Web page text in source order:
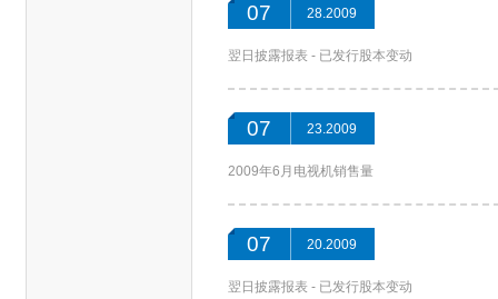
07 28.2009
翌日披露报表 - 已发行股本变动
07 23.2009
2009年6月电视机销售量
07 20.2009
翌日披露报表 - 已发行股本变动